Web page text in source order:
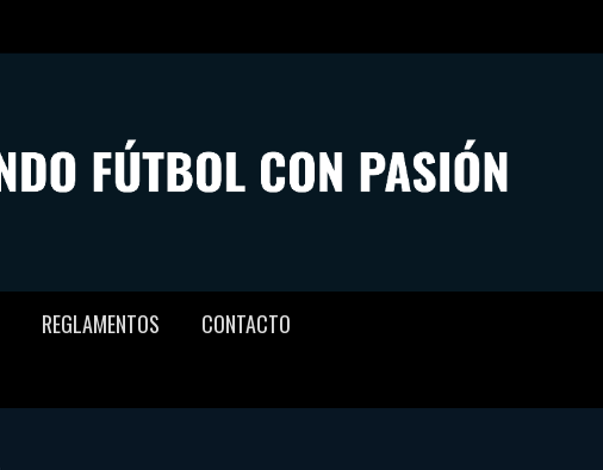
REGLAMENTOS
CONTACTO